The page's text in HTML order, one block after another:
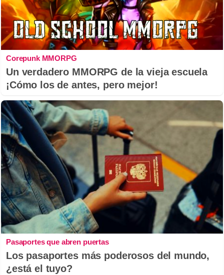
Corepunk MMORPG
Un verdadero MMORPG de la vieja escuela
¡Cómo los de antes, pero mejor!
Pasaportes que abren puertas
Los pasaportes más poderosos del mundo,
¿está el tuyo?